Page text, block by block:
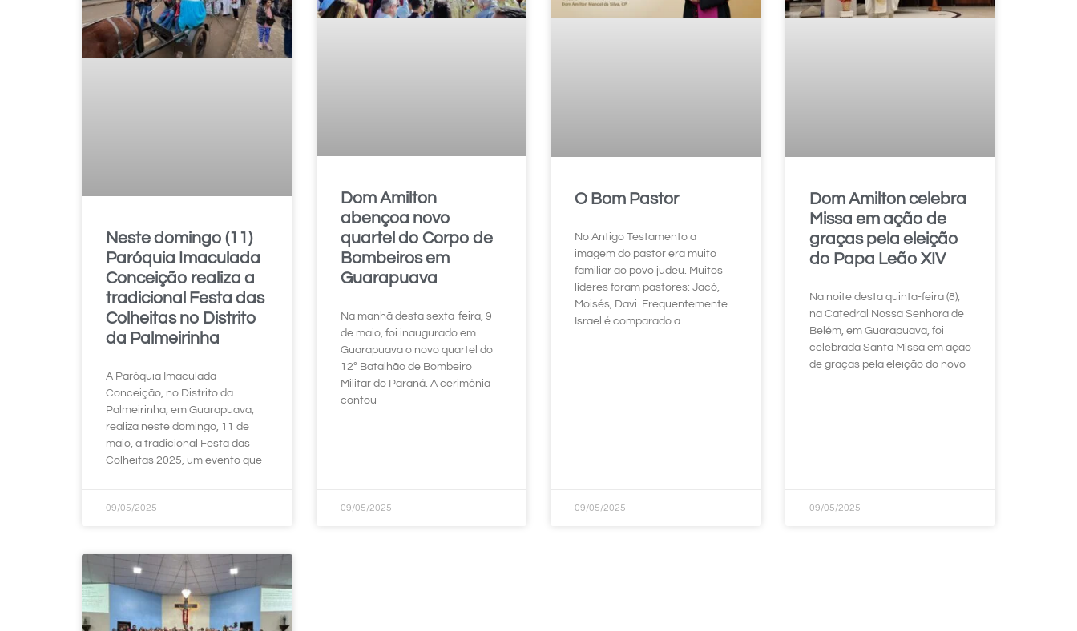
Neste domingo (11)
Paróquia Imaculada
Conceição realiza a
tradicional Festa das
Colheitas no Distrito
da Palmeirinha
A Paróquia Imaculada
Conceição, no Distrito da
Palmeirinha, em Guarapuava,
realiza neste domingo, 11 de
maio, a tradicional Festa das
Colheitas 2025, um evento que
09/05/2025
Dom Amilton
abençoa novo
quartel do Corpo de
Bombeiros em
Guarapuava
Na manhã desta sexta-feira, 9
de maio, foi inaugurado em
Guarapuava o novo quartel do
12º Batalhão de Bombeiro
Militar do Paraná. A cerimônia
contou
09/05/2025
O Bom Pastor
No Antigo Testamento a
imagem do pastor era muito
familiar ao povo judeu. Muitos
líderes foram pastores: Jacó,
Moisés, Davi. Frequentemente
Israel é comparado a
09/05/2025
Dom Amilton celebra
Missa em ação de
graças pela eleição
do Papa Leão XIV
Na noite desta quinta-feira (8),
na Catedral Nossa Senhora de
Belém, em Guarapuava, foi
celebrada Santa Missa em ação
de graças pela eleição do novo
09/05/2025